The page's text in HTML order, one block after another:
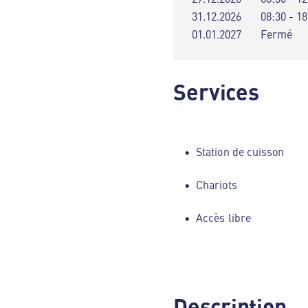
31.12.2026
08:30 -
01.01.2027
Fermé
Services
Station de cuisson
Chariots
Accès libre